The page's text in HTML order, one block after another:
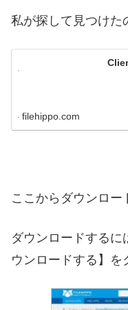
私が探して見つけた
filehippo.com
ここからダウンロー
ダウンロードする
ウンロードする】を